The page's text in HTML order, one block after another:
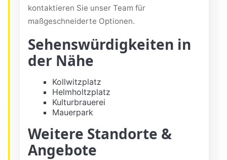
kontaktieren Sie unser Team für
maßgeschneiderte Optionen.
Sehenswürdigkeiten in
der Nähe
Kollwitzplatz
Helmholtzplatz
Kulturbrauerei
Mauerpark
Weitere Standorte &
Angebote